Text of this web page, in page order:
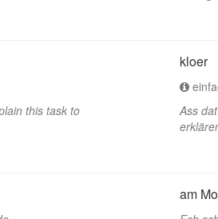
this task to
kloer
Ass
am